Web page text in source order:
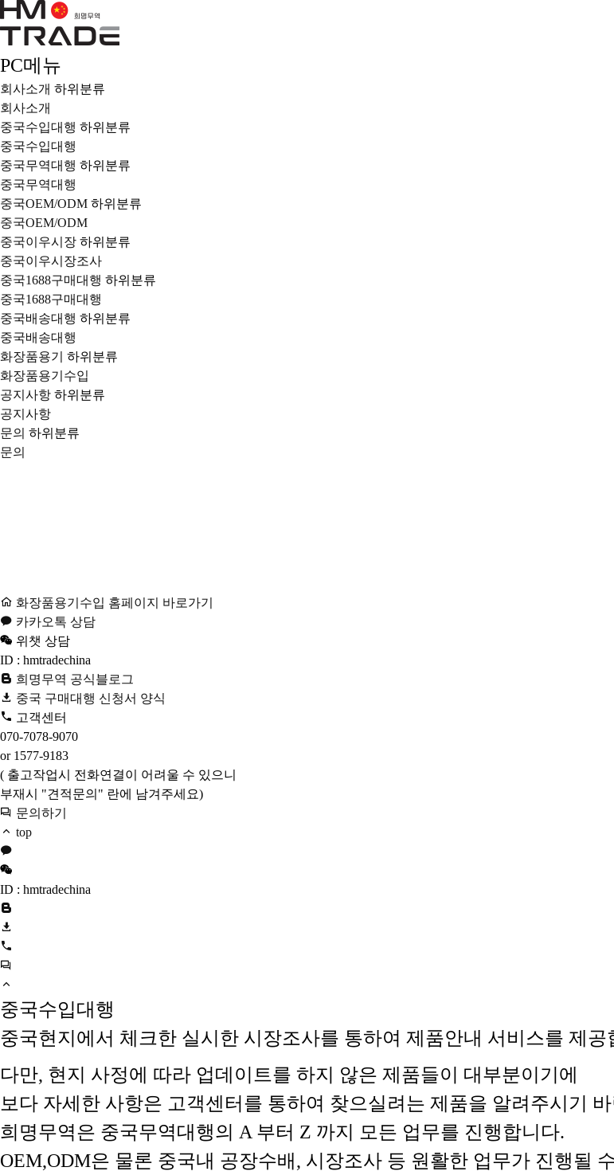
PC메뉴
회사소개 하위분류
회사소개
중국수입대행 하위분류
중국수입대행
중국무역대행 하위분류
중국무역대행
중국OEM/ODM 하위분류
중국OEM/ODM
중국이우시장 하위분류
중국이우시장조사
중국1688구매대행 하위분류
중국1688구매대행
중국배송대행 하위분류
중국배송대행
화장품용기
하위분류
화장품용기수입
공지사항 하위분류
공지사항
문의 하위분류
문의
화장품용기수입 홈페이지 바로가기
카카오톡 상담
위챗 상담
ID : hmtradechina
희명무역 공식블로그
중국 구매대행 신청서 양식
고객센터
070-7078-9070
or 1577-9183
( 출고작업시 전화연결이 어려울 수 있으니
부재시 "견적문의" 란에 남겨주세요)
문의하기
top
ID : hmtradechina
중국수입대행
중국현지에서 체크한 실시한 시장조사를 통하여 제품안내 서비스를 제공
다만, 현지 사정에 따라 업데이트를 하지 않은 제품들이 대부분이기에
보다 자세한 사항은 고객센터를 통하여 찾으실려는 제품을 알려주시기
희명무역은 중국무역대행의 A 부터 Z 까지 모든 업무를 진행합니다.
OEM,ODM은 물론 중국내 공장수배, 시장조사 등 원활한 업무가 진행될